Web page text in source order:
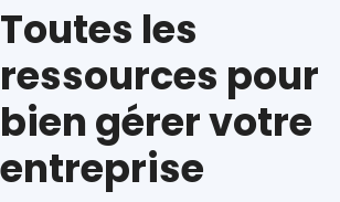
Toutes les
ressources pour
bien gérer votre
entreprise